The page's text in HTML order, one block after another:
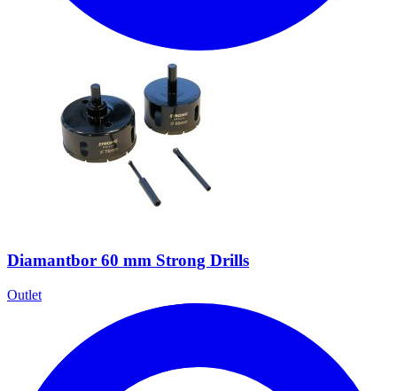
Diamantbor 60 mm Strong Drills
Outlet